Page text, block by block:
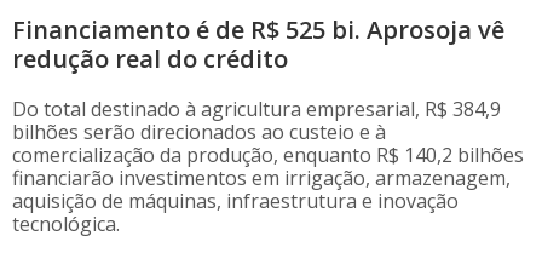
Financiamento é de R$ 525 bi. Aprosoja vê
redução real do crédito
Do total destinado à agricultura empresarial, R$ 384,9
bilhões serão direcionados ao custeio e à
comercialização da produção, enquanto R$ 140,2 bilhões
financiarão investimentos em irrigação, armazenagem,
aquisição de máquinas, infraestrutura e inovação
tecnológica.